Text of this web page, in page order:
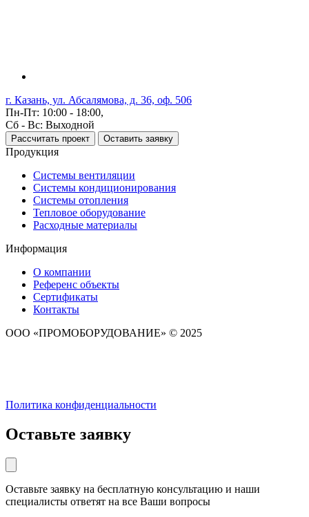
г. Казань, ул. Абсалямова, д. 36, оф. 506
Пн-Пт: 10:00 - 18:00,
Сб - Вс: Выходной
Рассчитать проект Оставить заявку
Продукция
Системы вентиляции
Системы кондиционирования
Системы отопления
Тепловое оборудование
Расходные материалы
Информация
О компании
Референс объекты
Сертификаты
Контакты
ООО «ПРОМОБОРУДОВАНИЕ» © 2025
Политика конфиденциальности
Оставьте заявку
Оставьте заявку на бесплатную консультацию и наши
специалисты ответят на все Ваши вопросы